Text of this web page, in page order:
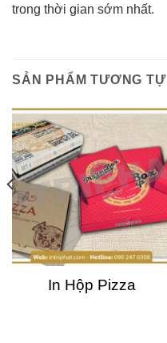
trong thời gian sớm nhất.
SẢN PHẨM TƯƠNG TỰ
In Hộp Pizza